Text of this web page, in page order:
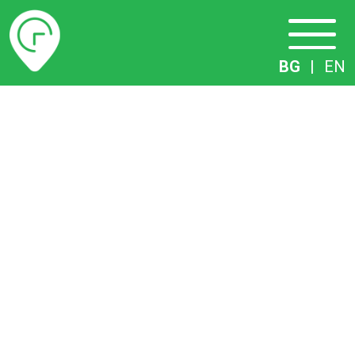
Разписание
BG | EN